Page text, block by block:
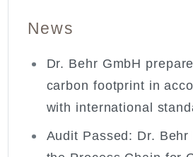
News
Dr. Behr GmbH
carbon footprint in
with international
Audit Passed: Dr. Behr